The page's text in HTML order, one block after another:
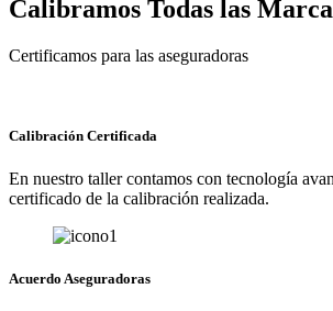
Calibramos Todas las
Certificamos para las aseguradoras
Calibración Certificada
En nuestro taller contamos con tecnología
certificado de la calibración realizada.
Acuerdo Aseguradoras